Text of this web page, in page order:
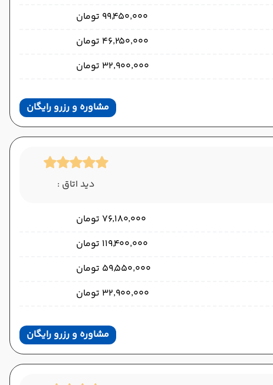
۹۹٬۴۵۰٬۰۰۰ تومان
۴۶٬۲۵۰٬۰۰۰ تومان
۳۲٬۹۰۰٬۰۰۰ تومان
مشاوره و رزرو رایگان
دید اتاق :
۷۶٬۱۸۰٬۰۰۰ تومان
۱۱۹٬۴۰۰٬۰۰۰ تومان
۵۹٬۵۵۰٬۰۰۰ تومان
۳۲٬۹۰۰٬۰۰۰ تومان
مشاوره و رزرو رایگان